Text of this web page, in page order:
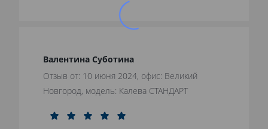
Валентина Суботина
Отзыв от: 10 июня 2024, офис: Великий
Новгород, модель: Калева СТАНДАРТ